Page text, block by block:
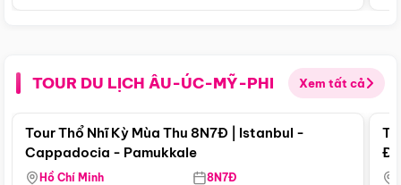
TOUR DU LỊCH ÂU-ÚC-MỸ-PHI Xem tất cả
Điểm nổi bật
Tour Thổ Nhĩ Kỳ Mùa Thu 8N7Đ | Istanbul -
Cappadocia - Pamukkale
Hồ Chí Minh 8N7Đ